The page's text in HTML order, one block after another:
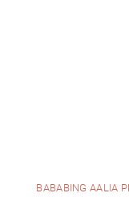
BABABING AALIA